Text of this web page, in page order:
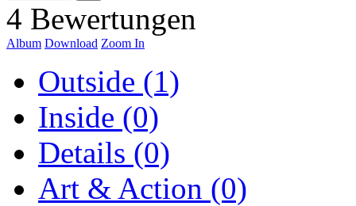
4 Bewertungen
Album Download Zoom In
Outside (1)
Inside (0)
Details (0)
Art & Action (0)